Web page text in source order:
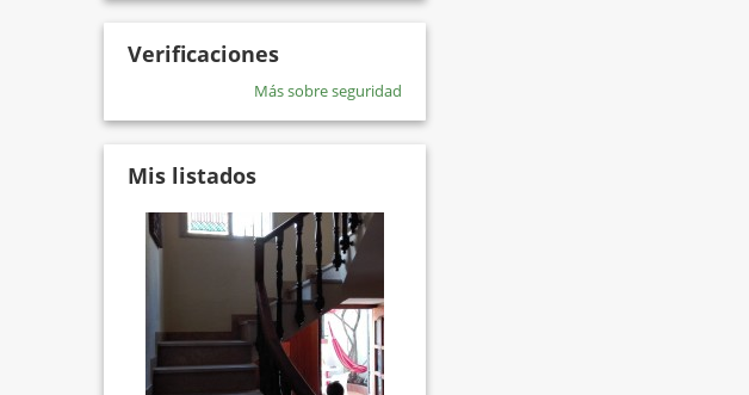
Verificaciones
Más sobre seguridad
Mis listados